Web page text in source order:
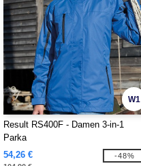
W1
Result RS400F - Damen 3-in-1
Parka
54,26 €
-48%